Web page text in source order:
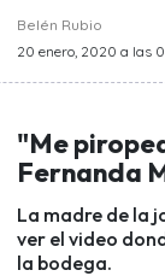
Belén Rubio
20 enero, 2020 a las
"Me
Fernanda
La madre de la
ver el video
la bodega.